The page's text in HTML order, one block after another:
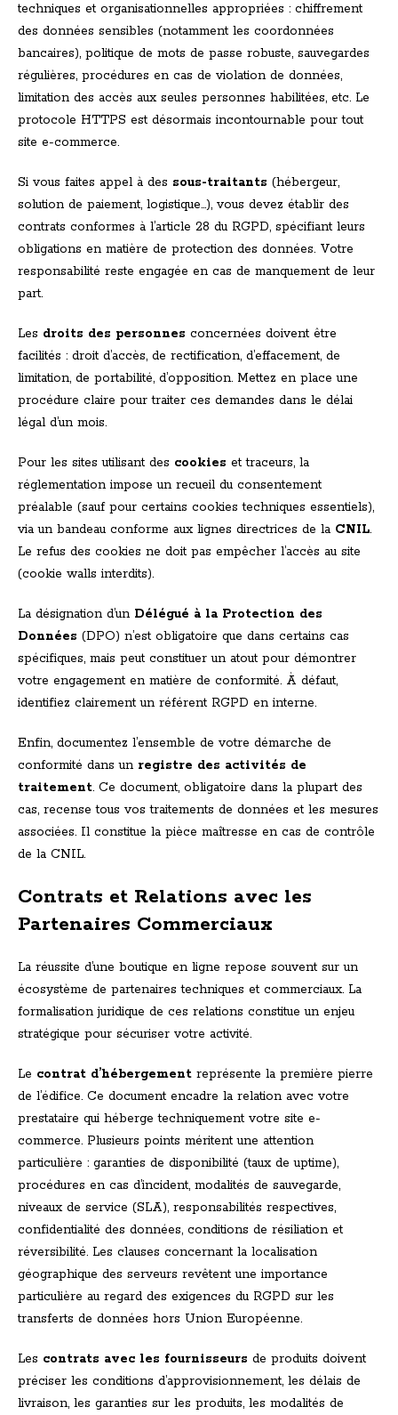
techniques et organisationnelles appropriées : chiffrement
des données sensibles (notamment les coordonnées
bancaires), politique de mots de passe robuste, sauvegardes
régulières, procédures en cas de violation de données,
limitation des accès aux seules personnes habilitées, etc. Le
protocole HTTPS est désormais incontournable pour tout
site e-commerce.
Si vous faites appel à des sous-traitants (hébergeur,
solution de paiement, logistique…), vous devez établir des
contrats conformes à l’article 28 du RGPD, spécifiant leurs
obligations en matière de protection des données. Votre
responsabilité reste engagée en cas de manquement de leur
part.
Les droits des personnes concernées doivent être
facilités : droit d’accès, de rectification, d’effacement, de
limitation, de portabilité, d’opposition. Mettez en place une
procédure claire pour traiter ces demandes dans le délai
légal d’un mois.
Pour les sites utilisant des cookies et traceurs, la
réglementation impose un recueil du consentement
préalable (sauf pour certains cookies techniques essentiels),
via un bandeau conforme aux lignes directrices de la CNIL.
Le refus des cookies ne doit pas empêcher l’accès au site
(cookie walls interdits).
La désignation d’un Délégué à la Protection des
Données (DPO) n’est obligatoire que dans certains cas
spécifiques, mais peut constituer un atout pour démontrer
votre engagement en matière de conformité. À défaut,
identifiez clairement un référent RGPD en interne.
Enfin, documentez l’ensemble de votre démarche de
conformité dans un registre des activités de
traitement. Ce document, obligatoire dans la plupart des
cas, recense tous vos traitements de données et les mesures
associées. Il constitue la pièce maîtresse en cas de contrôle
de la CNIL.
Contrats et Relations avec les
Partenaires Commerciaux
La réussite d’une boutique en ligne repose souvent sur un
écosystème de partenaires techniques et commerciaux. La
formalisation juridique de ces relations constitue un enjeu
stratégique pour sécuriser votre activité.
Le contrat d’hébergement représente la première pierre
de l’édifice. Ce document encadre la relation avec votre
prestataire qui héberge techniquement votre site e-
commerce. Plusieurs points méritent une attention
particulière : garanties de disponibilité (taux de uptime),
procédures en cas d’incident, modalités de sauvegarde,
niveaux de service (SLA), responsabilités respectives,
confidentialité des données, conditions de résiliation et
réversibilité. Les clauses concernant la localisation
géographique des serveurs revêtent une importance
particulière au regard des exigences du RGPD sur les
transferts de données hors Union Européenne.
Les contrats avec les fournisseurs de produits doivent
préciser les conditions d’approvisionnement, les délais de
livraison, les garanties sur les produits, les modalités de